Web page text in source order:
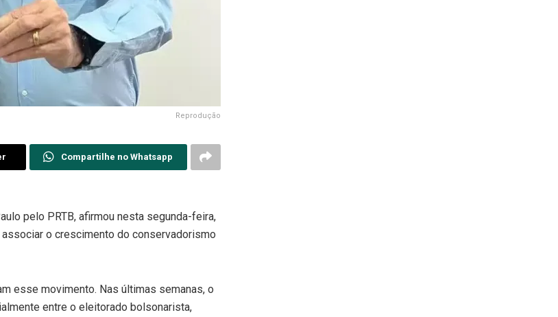
Reprodução
Compartilhe no Whatsapp
pelo PRTB, afirmou nesta segunda-feira,
o crescimento do conservadorismo
esse movimento. Nas últimas semanas, o
entre o eleitorado bolsonarista,